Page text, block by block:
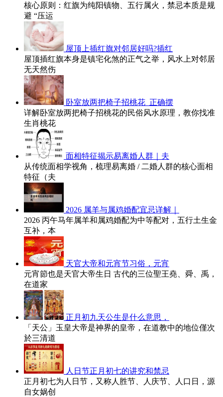
核心原则：红旗为纯阳镇物、五行属火，禁忌本质是规
避 “压运
屋顶上插红旗对邻居好吗?插红
屋顶插红旗本身是镇宅化煞的正气之举，风水上对邻居
无天然伤
卧室放两把椅子招桃花_正确摆
详解卧室放两把椅子招桃花的民俗风水原理，教你找准
生肖桃花
面相特征揭示易离婚人群｜夫
从传统面相学视角，梳理易离婚 / 二婚人群的核心面相
特征（夫
2026 属羊与属鸡婚配宜忌详解｜
2026 丙午马年属羊和属鸡婚配为中等配对，五行土生金
互补，本
天官大帝和元宵节习俗，元宵
元宵節也是天官大帝生日 古代的三位聖王堯、舜、禹，
在道家
正月初九天公生是什么意思，
「天公」玉皇大帝是神界的皇帝，在道教中的地位僅次
於三清道
人日节正月初七的讲究和禁忌
正月初七为人日节，又称人胜节、人庆节、人口日，源
自女娲创